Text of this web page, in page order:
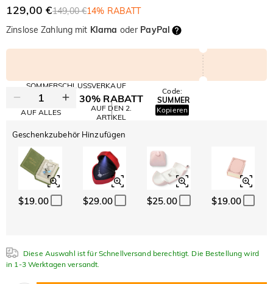
129,00 €149,00 €14% RABATT
Zinslose Zahlung mit Klarna oder PayPal
SOMMERSCHLUSSVERKAUF
10% RABATT
AUF ALLES
30% RABATT
AUF DEN 2.
ARTIKEL
Code:
SUMMER
Kopieren
Geschenkzubehör Hinzufügen
$19.00 $29.00 $25.00 $19.00
Diese Auswahl ist für Schnellversand berechtigt. Die Bestellung wird
in 1-3 Werktagen versandt.